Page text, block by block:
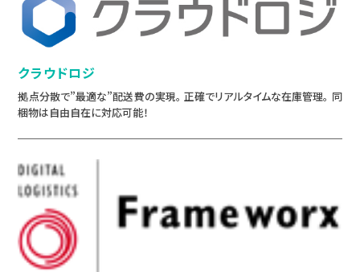
クラウドロジ
拠点分散で”最適な”配送費の実現。 正確でリアルタイムな在庫管理。 同
梱物は自由自在に対応可能！